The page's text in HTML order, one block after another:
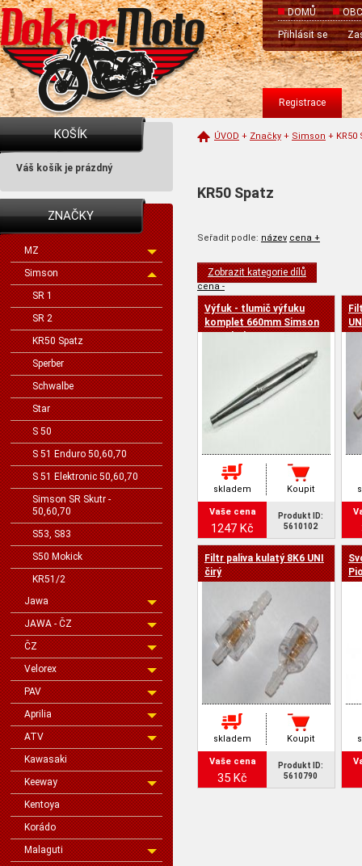
DOMŮ
Přihlásit se
Registrace
KOŠÍK
Váš košík je prázdný
ZNAČKY
MZ
Simson
SR 1
SR 2
KR50 Spatz
Sperber
Schwalbe
Star
S 50
S 51 Enduro 50,60,70
S 51 Elektronic 50,60,70
Simson SR Skutr -
50,60,70
S53, S83
S50 Mokick
KR51/2
Jawa
JAWA - ČZ
ČZ
Velorex
PAV
Aprilia
ATV
Kawasaki
Keeway
Kentoya
Korádo
Malaguti
ÚVOD + Značky + Simson + KR50
KR50 Spatz
Seřadit podle: název cena +
cena -
Zobrazit kategorie dílů
Výfuk - tlumič výfuku
komplet 660mm Simson
skladem Koupit
Vaše cena
1247 Kč
Produkt ID:
5610102
Filtr paliva kulatý 8K6 UNI
čirý
skladem Koupit
Vaše cena
35 Kč
Produkt ID:
5610790